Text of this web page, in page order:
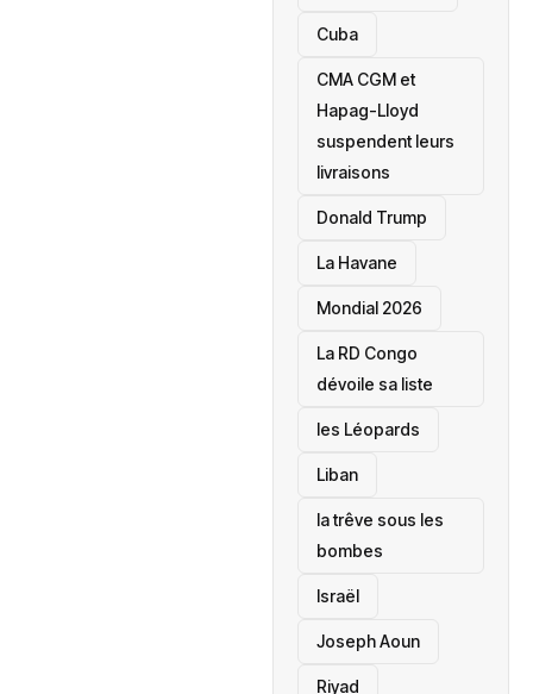
‎Cuba
CMA CGM et
Hapag-Lloyd
suspendent leurs
livraisons
Donald Trump
La Havane
Mondial 2026
La RD Congo
dévoile sa liste
les Léopards
‎Liban
la trêve sous les
bombes
Israël
Joseph Aoun
Riyad